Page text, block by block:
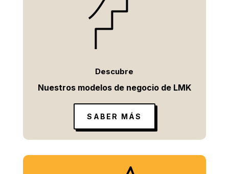
Descubre
Nuestros modelos de negocio de LMK
SABER MÁS